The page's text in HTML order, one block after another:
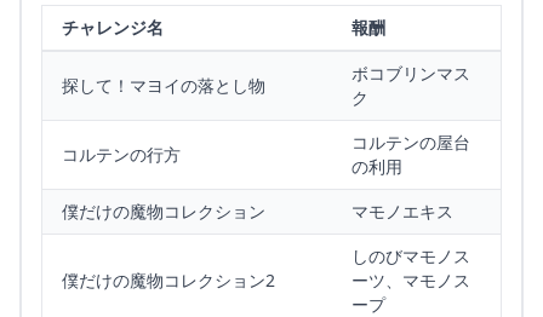
チャレンジ名 報酬
探して！マヨイの落とし物
ボコブリンマス
ク
コルテンの行方
コルテンの屋台
の利用
僕だけの魔物コレクション
マモノエキス
僕だけの魔物コレクション2
しのびマモノス
ーツ、マモノス
ープ